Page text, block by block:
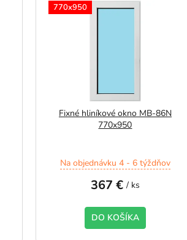
770x950
Fixné hliníkové okno MB-86N
770x950
Na objednávku 4 - 6 týždňov
367 € / ks
DO KOŠÍKA